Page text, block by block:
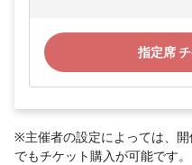
指定席
※主催者の設定によっては、
でもチケット購入が可能です。